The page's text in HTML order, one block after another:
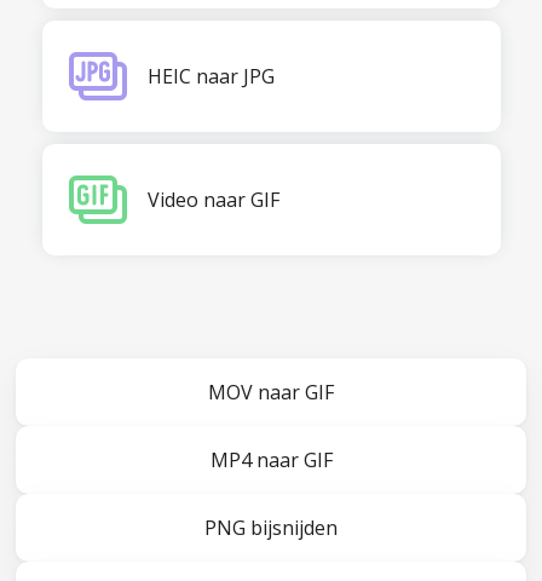
HEIC naar JPG
Video naar GIF
MOV naar GIF
MP4 naar GIF
PNG bijsnijden